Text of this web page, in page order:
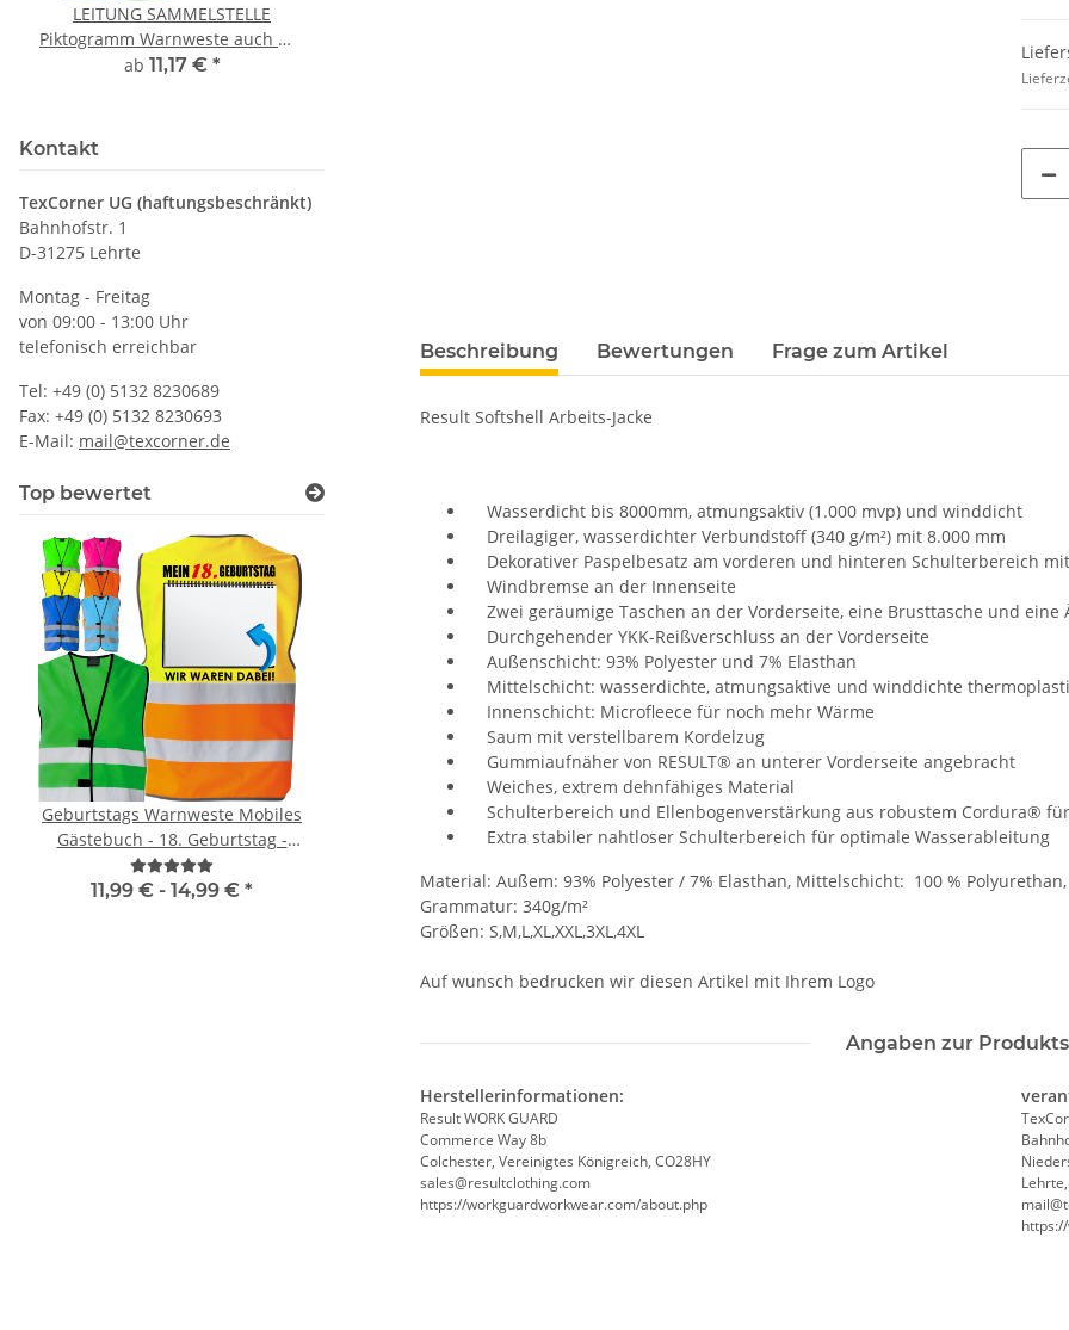
Beschreibung Bewertungen Frage zum Artikel
Result Softshell Arbeits-Jacke
Wasserdicht bis 8000mm, atmungsaktiv (1.000 mvp) und winddicht
Dreilagiger, wasserdichter Verbundstoff (340 g/m²) mit 8.000 mm
Dekorativer Paspelbesatz am vorderen und hinteren Schulterbereich
Windbremse an der Innenseite
Zwei geräumige Taschen an der Vorderseite, eine Brusttasche und eine
Durchgehender YKK-Reißverschluss an der Vorderseite
Außenschicht: 93% Polyester und 7% Elasthan
Mittelschicht: wasserdichte, atmungsaktive und winddichte
Innenschicht: Microfleece für noch mehr Wärme
Saum mit verstellbarem Kordelzug
Gummiaufnäher von RESULT® an unterer Vorderseite angebracht
Weiches, extrem dehnfähiges Material
Schulterbereich und Ellenbogenverstärkung aus robustem Cordura®
Extra stabiler nahtloser Schulterbereich für optimale Wasserableitung
Material: Außem: 93% Polyester / 7% Elasthan, Mittelschicht: 100 %
Grammatur: 340g/m²
Größen: S,M,L,XL,XXL,3XL,4XL
Auf wunsch bedrucken wir diesen Artikel mit Ihrem Logo
Angaben zur
Herstellerinformationen:
Result WORK GUARD
Commerce Way 8b
Colchester, Vereinigtes Königreich, CO28HY
sales@resultclothing.com
https://workguardworkwear.com/about.php
LEITUNG SAMMELSTELLE
Piktogramm Warnweste auch mit
vielen Taschen S-3XL
ab 11,17 € *
vielen
ab
Kontakt
TexCorner UG (haftungsbeschränkt)
Bahnhofstr. 1
D-31275 Lehrte
Montag - Freitag
von 09:00 - 13:00 Uhr
telefonisch erreichbar
Tel: +49 (0) 5132 8230689
Fax: +49 (0) 5132 8230693
E-Mail: mail@texcorner.de
Top bewertet
Geburtstags Warnweste Mobiles
Gästebuch - 18. Geburtstag -
Wunschzahl - Neon Warnweste
11,99 € - 14,99 € *
Zeugnis Tasse für Lehrer
Abschluss Geschenk
9,90 € -12,90 €*
Hochwertige 2 in1
Brandschutzhelfer /
in 10 größen
4,90 € -10,70 €*
Geburtstags
Gästebuch - 18. Geburtstag -
11,99